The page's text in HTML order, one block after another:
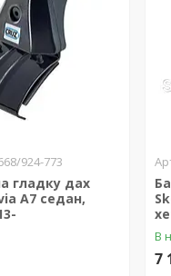
924-773
гладку дах
A7 седан,
В
7